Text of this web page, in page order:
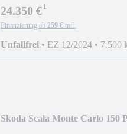
24.350 €¹
Finanzierung ab 259 € mtl.
Unfallfrei • EZ 12/2024 • 7.500
Skoda Scala Monte Carlo 150